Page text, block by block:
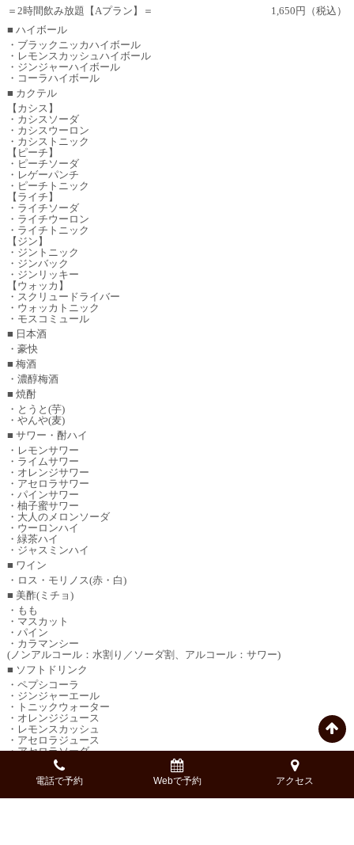
＝2時間飲み放題【Aプラン】＝
1,650円（税込）
■ ハイボール
・ブラックニッカハイボール
・レモンスカッシュハイボール
・ジンジャーハイボール
・コーラハイボール
■ カクテル
【カシス】
・カシスソーダ
・カシスウーロン
・カシストニック
【ピーチ】
・ピーチソーダ
・レゲーパンチ
・ピーチトニック
【ライチ】
・ライチソーダ
・ライチウーロン
・ライチトニック
【ジン】
・ジントニック
・ジンバック
・ジンリッキー
【ウォッカ】
・スクリュードライバー
・ウォッカトニック
・モスコミュール
■ 日本酒
・豪快
■ 梅酒
・濃醇梅酒
■ 焼酎
・とうと(芋)
・やんや(麦)
■ サワー・酎ハイ
・レモンサワー
・ライムサワー
・オレンジサワー
・アセロラサワー
・パインサワー
・柚子蜜サワー
・大人のメロンソーダ
・ウーロンハイ
・緑茶ハイ
・ジャスミンハイ
■ ワイン
・ロス・モリノス(赤・白)
■ 美酢(ミチョ)
・もも
・マスカット
・パイン
・カラマンシー
(ノンアルコール：水割り／ソーダ割、アルコール：サワー)
■ ソフトドリンク
・ペプシコーラ
・ジンジャーエール
・トニックウォーター
・オレンジジュース
・レモンスカッシュ
・アセロラジュース
・アセロラソーダ
・カルピス
・カルピスソーダ
・烏龍茶
・緑茶
電話で予約 Webで予約 アクセス